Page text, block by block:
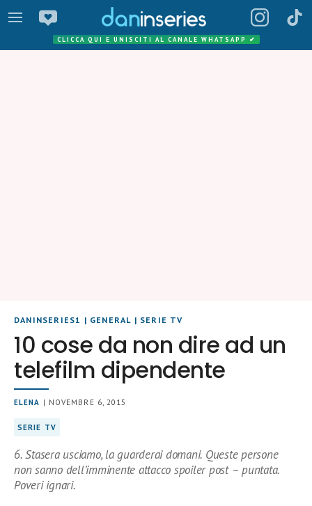
CLICCA QUI E UNISCITI AL CANALE WHATSAPP ✔
DANINSERIES1 | GENERAL | SERIE TV
10 cose da non dire ad un
telefilm dipendente
ELENA | NOVEMBRE 6, 2015
SERIE TV
6. Stasera usciamo, la guarderai domani. Queste persone
non sanno dell’imminente attacco spoiler post – puntata.
Poveri ignari.